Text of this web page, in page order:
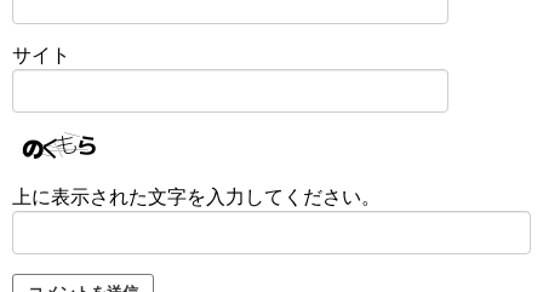
サイト
上に表示された文字を入力してください。